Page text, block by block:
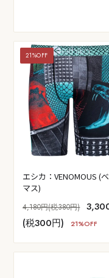
21%OFF
エシカ：VENOMOUS (
マス)
4,180円(税380円)
(税300円)
21%OFF